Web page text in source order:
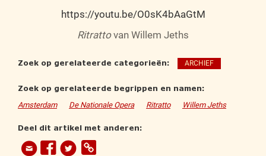
https://youtu.be/O0sK4bAaGtM
Ritrattovan Willem Jeths
Zoek op gerelateerde categorieën: ARCHIEF
Zoek op gerelateerde begrippen en namen:
Amsterdam De Nationale Opera Ritratto Willem Jeths
Deel dit artikel met anderen: